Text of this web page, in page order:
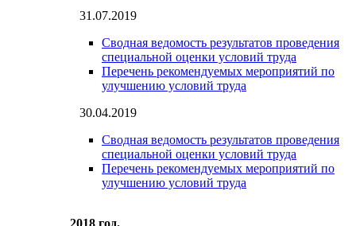
31.07.2019
Сводная ведомость результатов проведения
специальной оценки условий труда
Перечень рекомендуемых мероприятий по
улучшению условий труда
30.04.2019
Сводная ведомость результатов проведения
специальной оценки условий труда
Перечень рекомендуемых мероприятий по
улучшению условий труда
2018 год.